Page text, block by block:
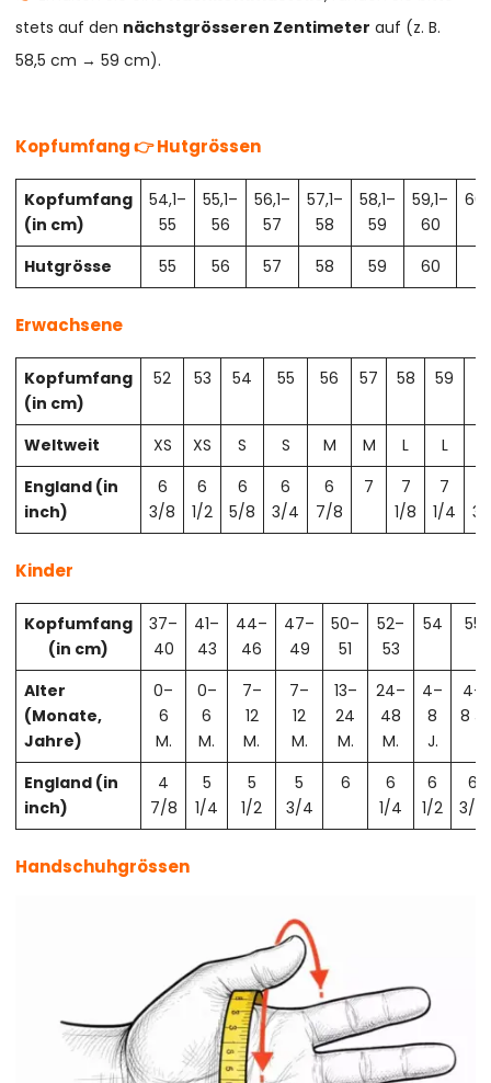
stets auf den nächstgrösseren Zentimeter auf (z. B.
58,5 cm → 59 cm).
Kopfumfang 👉 Hutgrössen
Kopfumfang
(in cm)
54,1–
55
55,1–
56
56,1–
57
57,1–
58
58,1–
59
59,1–
60
Hutgrösse
55 56 57 58 59 60
Erwachsene
Kopfumfang
(in cm)
52 53 54 55 56 57 58 59
Weltweit XS XS S S M M L L
England (in
inch)
6
3/8
6
1/2
6
5/8
6
3/4
6
7/8
7
7
1/8
7
1/4
Kinder
Kopfumfang
(in cm)
37–
40
41–
43
44–
46
47–
49
50–
51
52–
53
54 55
Alter
(Monate,
Jahre)
0–
6
M.
0–
6
M.
7–
12
M.
7–
12
M.
13–
24
M.
24–
48
M.
4–
8
J.
4–
8 J.
England (in
inch)
4
7/8
5
1/4
5
1/2
5
3/4
6
6
1/4
6
1/2
6
3/4
Handschuhgrössen